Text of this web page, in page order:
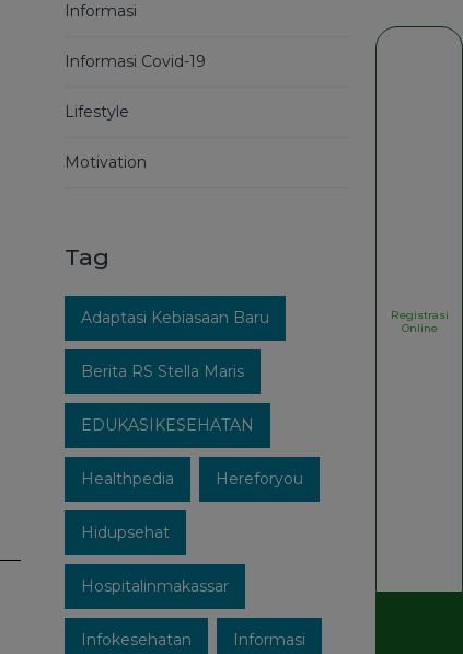
Informasi
Informasi Covid-19
Lifestyle
Motivation
Tag
Adaptasi Kebiasaan Baru
Berita RS Stella Maris
EDUKASIKESEHATAN
Healthpedia Hereforyou
Hidupsehat
Hospitalinmakassar
Infokesehatan Informasi
Registrasi
Online